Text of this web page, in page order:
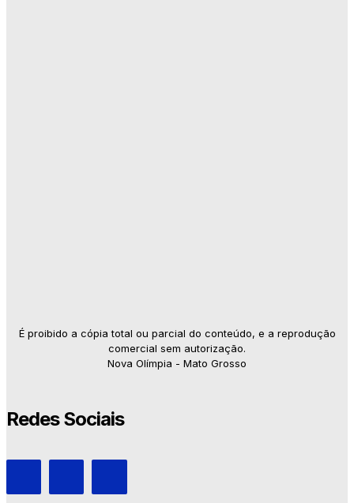
É proibido a cópia total ou parcial do conteúdo, e a reprodução
comercial sem autorização.
Nova Olímpia - Mato Grosso
Redes Sociais